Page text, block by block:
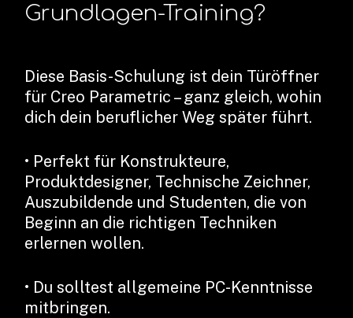
Grundlagen-Training?
Diese Basis-Schulung ist dein Türöffner
für Creo Parametric – ganz gleich, wohin
dich dein beruflicher Weg später führt.
• Perfekt für Konstrukteure,
Produktdesigner, Technische Zeichner,
Auszubildende und Studenten, die von
Beginn an die richtigen Techniken
erlernen wollen.
• Du solltest allgemeine PC-Kenntnisse
mitbringen.